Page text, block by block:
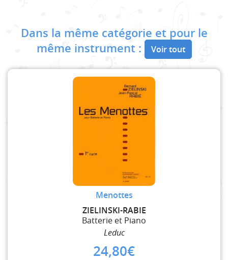
Dans la même catégorie et pour le
même instrument :
Voir tout
Menottes
ZIELINSKI-RABIE
Batterie et Piano
Leduc
24,80€